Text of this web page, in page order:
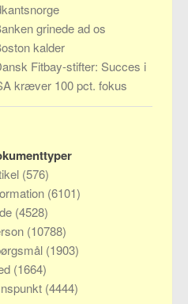
grinede ad os
kalder
Fitbay-stifter: Succes i
kræver 100 pct. fokus
(576)
(6101)
(4528)
(10788)
(1903)
(1664)
(4444)